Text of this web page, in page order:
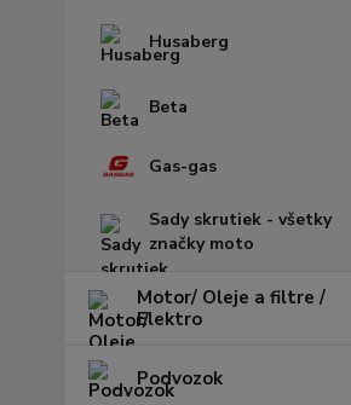
Husaberg
Beta
Gas-gas
Sady skrutiek - všetky
značky moto
Motor/ Oleje a filtre /
Elektro
Podvozok